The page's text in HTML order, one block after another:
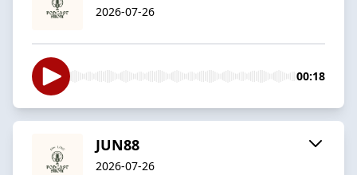
2026-07-26
00:18
JUN88
2026-07-26